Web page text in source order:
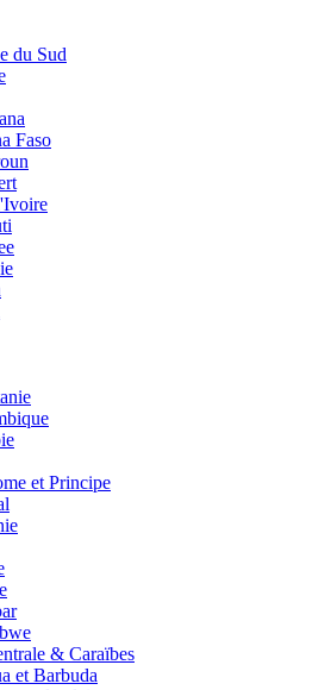
du Sud
Faso
et Principe
& Caraïbes
et Barbuda